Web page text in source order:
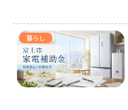
暮らし